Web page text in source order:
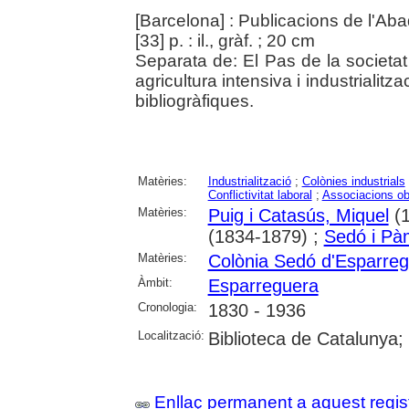
[Barcelona] : Publicacions de
[33] p. : il., gràf. ; 20 cm
Separata de: El Pas de la
agricultura intensiva i
bibliogràfiques.
Matèries: Industrialització; Colònies industrials
Conflictivitat laboral ; Associacions
Matèries:
Puig i Catasús, Miquel
(1834-1879) ; Sedó i
Matèries: Colònia Sedó
Àmbit: Esparreguera
Cronologia: 1830 - 1936
Localització: Biblioteca de
Enllaç permanent a aquest